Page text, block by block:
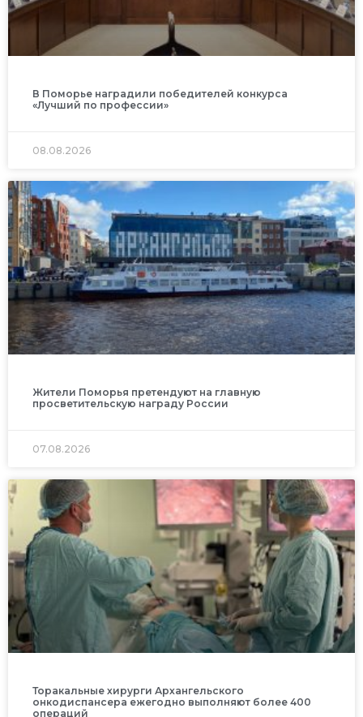
В Поморье наградили победителей конкурса
«Лучший по профессии»
08.08.2026
Жители Поморья претендуют на главную
просветительскую награду России
07.08.2026
Торакальные хирурги Архангельского
онкодиспансера ежегодно выполняют более 400
операций